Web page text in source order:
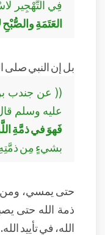
فِي التَّهْجِير
العَتَمَةِ والصُّبْحِ
بل إن النبي صلى
(( عن جندب
عليه وسلم
فَهوَ في ذمَّةِ
بشيءٍ مِن
حتى يمسي،
ذمة الله حتى
الله، في تأييد الله.